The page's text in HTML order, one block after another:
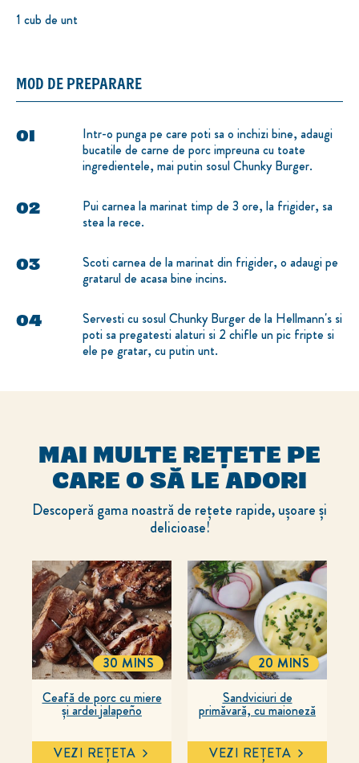
1 cub de unt
MOD DE PREPARARE
Intr-o punga pe care poti sa o inchizi bine, adaugi
bucatile de carne de porc impreuna cu toate
ingredientele, mai putin sosul Chunky Burger.
Pui carnea la marinat timp de 3 ore, la frigider, sa
stea la rece.
Scoti carnea de la marinat din frigider, o adaugi pe
gratarul de acasa bine incins.
Servesti cu sosul Chunky Burger de la Hellmann's si
poti sa pregatesti alaturi si 2 chifle un pic fripte si
ele pe gratar, cu putin unt.
MAI MULTE REȚETE PE
CARE O SĂ LE ADORI
Descoperă gama noastră de rețete rapide, ușoare și
delicioase!
Ceafă de porc cu miere
și ardei jalapeño
TOTALTIME
30 MINS
VEZI REȚETA
Sandviciuri de
primăvară, cu maioneză
TOTALTIME
20 MINS
VEZI REȚETA